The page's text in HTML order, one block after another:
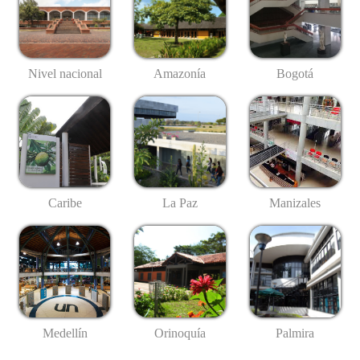
Nivel nacional Amazonía Bogotá
Caribe La Paz Manizales
Medellín Orinoquía Palmira